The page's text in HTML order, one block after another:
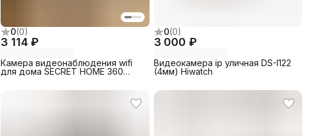
0(0)
3 114 ₽
Камера видеонаблюдения wifi
для дома SECRET HOME 360
0(0)
3 000 ₽
Видеокамера ip уличная DS-I122
(4мм) Hiwatch